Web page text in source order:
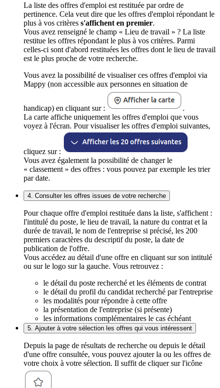
La liste des offres d'emploi est restituée par ordre de
pertinence. Cela veut dire que les offres d'emploi répondant le
plus à vos critères s'affichent en premier.
Vous avez renseigné le champ « Lieu de travail » ? La liste
restitue les offres répondant le plus à vos critères. Parmi
celles-ci sont d'abord restituées les offres dont le lieu de travail
est le plus proche de votre recherche.
Vous avez la possibilité de visualiser ces offres d'emploi via
Mappy (non accessible aux personnes en situation de
handicap) en cliquant sur :
.
La carte affiche uniquement les offres d'emploi que vous
voyez à l'écran. Pour visualiser les offres d'emploi suivantes,
cliquez sur :
Vous avez également la possibilité de changer le
« classement » des offres : vous pouvez par exemple les trier
par date.
4. Consulter les offres issues de votre recherche
Pour chaque offre d'emploi restituée dans la liste, s'affichent :
l'intitulé du poste, le lieu de travail, la nature du contrat et la
durée de travail, le nom de l'entreprise si précisé, les 200
premiers caractères du descriptif du poste, la date de
publication de l'offre.
Vous accédez au détail d'une offre en cliquant sur son intitulé
ou sur le logo sur la gauche. Vous retrouvez :
le détail du poste recherché et les éléments de contrat
le détail du profil du candidat recherché par l'entreprise
les modalités pour répondre à cette offre
la présentation de l'entreprise (si présente)
les informations complémentaires le cas échéant
5. Ajouter à votre sélection les offres qui vous intéressent
Depuis la page de résultats de recherche ou depuis le détail
d'une offre consultée, vous pouvez ajouter la ou les offres de
votre choix à votre sélection. Il suffit de cliquer sur l'icône